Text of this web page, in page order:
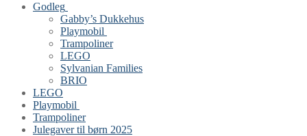
Godleg
Gabby’s Dukkehus
Playmobil
Trampoliner
LEGO
Sylvanian Families
BRIO
LEGO
Playmobil
Trampoliner
Julegaver til børn 2025